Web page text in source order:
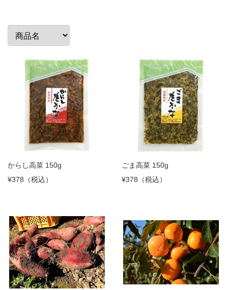
からし高菜 150g
¥378（税込）
ごま高菜 150g
¥378（税込）